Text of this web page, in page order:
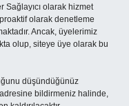
Sağlayıcı olarak hizmet
olarak denetleme
Ancak, üyelerimiz
olup, siteye üye olarak bu
düşündüğünüz
adresine bildirmeniz halinde,